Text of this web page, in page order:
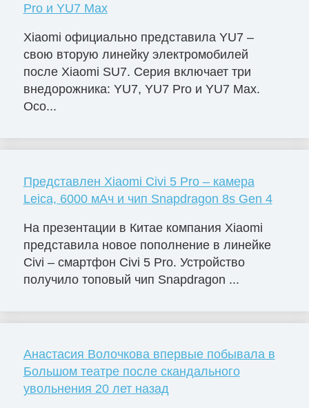
Pro и YU7 Max
Xiaomi официально представила YU7 –
свою вторую линейку электромобилей
после Xiaomi SU7. Серия включает три
внедорожника: YU7, YU7 Pro и YU7 Max.
Осо...
Представлен Xiaomi Civi 5 Pro – камера
Leica, 6000 мАч и чип Snapdragon 8s Gen 4
На презентации в Китае компания Xiaomi
представила новое пополнение в линейке
Civi – смартфон Civi 5 Pro. Устройство
получило топовый чип Snapdragon ...
Анастасия Волочкова впервые побывала в
Большом театре после скандального
увольнения 20 лет назад